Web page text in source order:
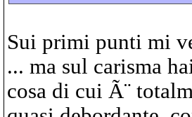
Sui primi punti mi
... ma sul carisma
cosa di cui Ã¨